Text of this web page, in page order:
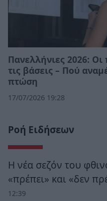
Πανελλήνιες 2026: Οι
τις βάσεις – Πού
πτώση
17/07/2026 19:28
Ροή Ειδήσεων
Η νέα σεζόν του
«πρέπει» και «δεν
12:39